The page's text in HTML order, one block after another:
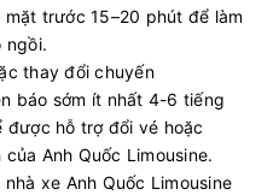
trống:
0812:25(2 giờ 55 phút)
Sân bay Tân Sơn Nhất
mặt trước 15–20 phút để làm
ngồi.
thay đổi chuyến
báo sớm ít nhất 4-6 tiếng
được hỗ trợ đổi vé hoặc
Anh Quốc Limousine.
xe Anh Quốc Limousine